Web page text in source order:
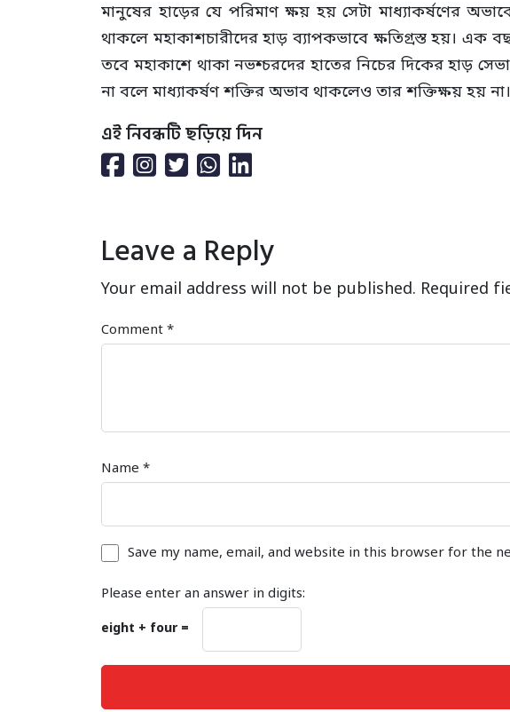
মানুষের হাড়ের যে পরিমাণ ক্ষয় হয় সেটা মাধ্যাকর্ষণের
থাকলে মহাকাশচারীদের হাড় ব্যাপকভাবে ক্ষতিগ্রস্ত হয়। এক
তবে মহাকাশে থাকা নভশ্চরদের হাতের নিচের দিকের হাড়
না বলে মাধ্যাকর্ষণ শক্তির অভাব থাকলেও তার শক্তিক্ষয় হয় না।
এই নিবন্ধটি ছড়িয়ে দিন
Leave a Reply
Your email address will not be published. Required
Comment *
Name *
Save my name, email, and website in this browser for the
Please enter an answer in digits:
eight + four =